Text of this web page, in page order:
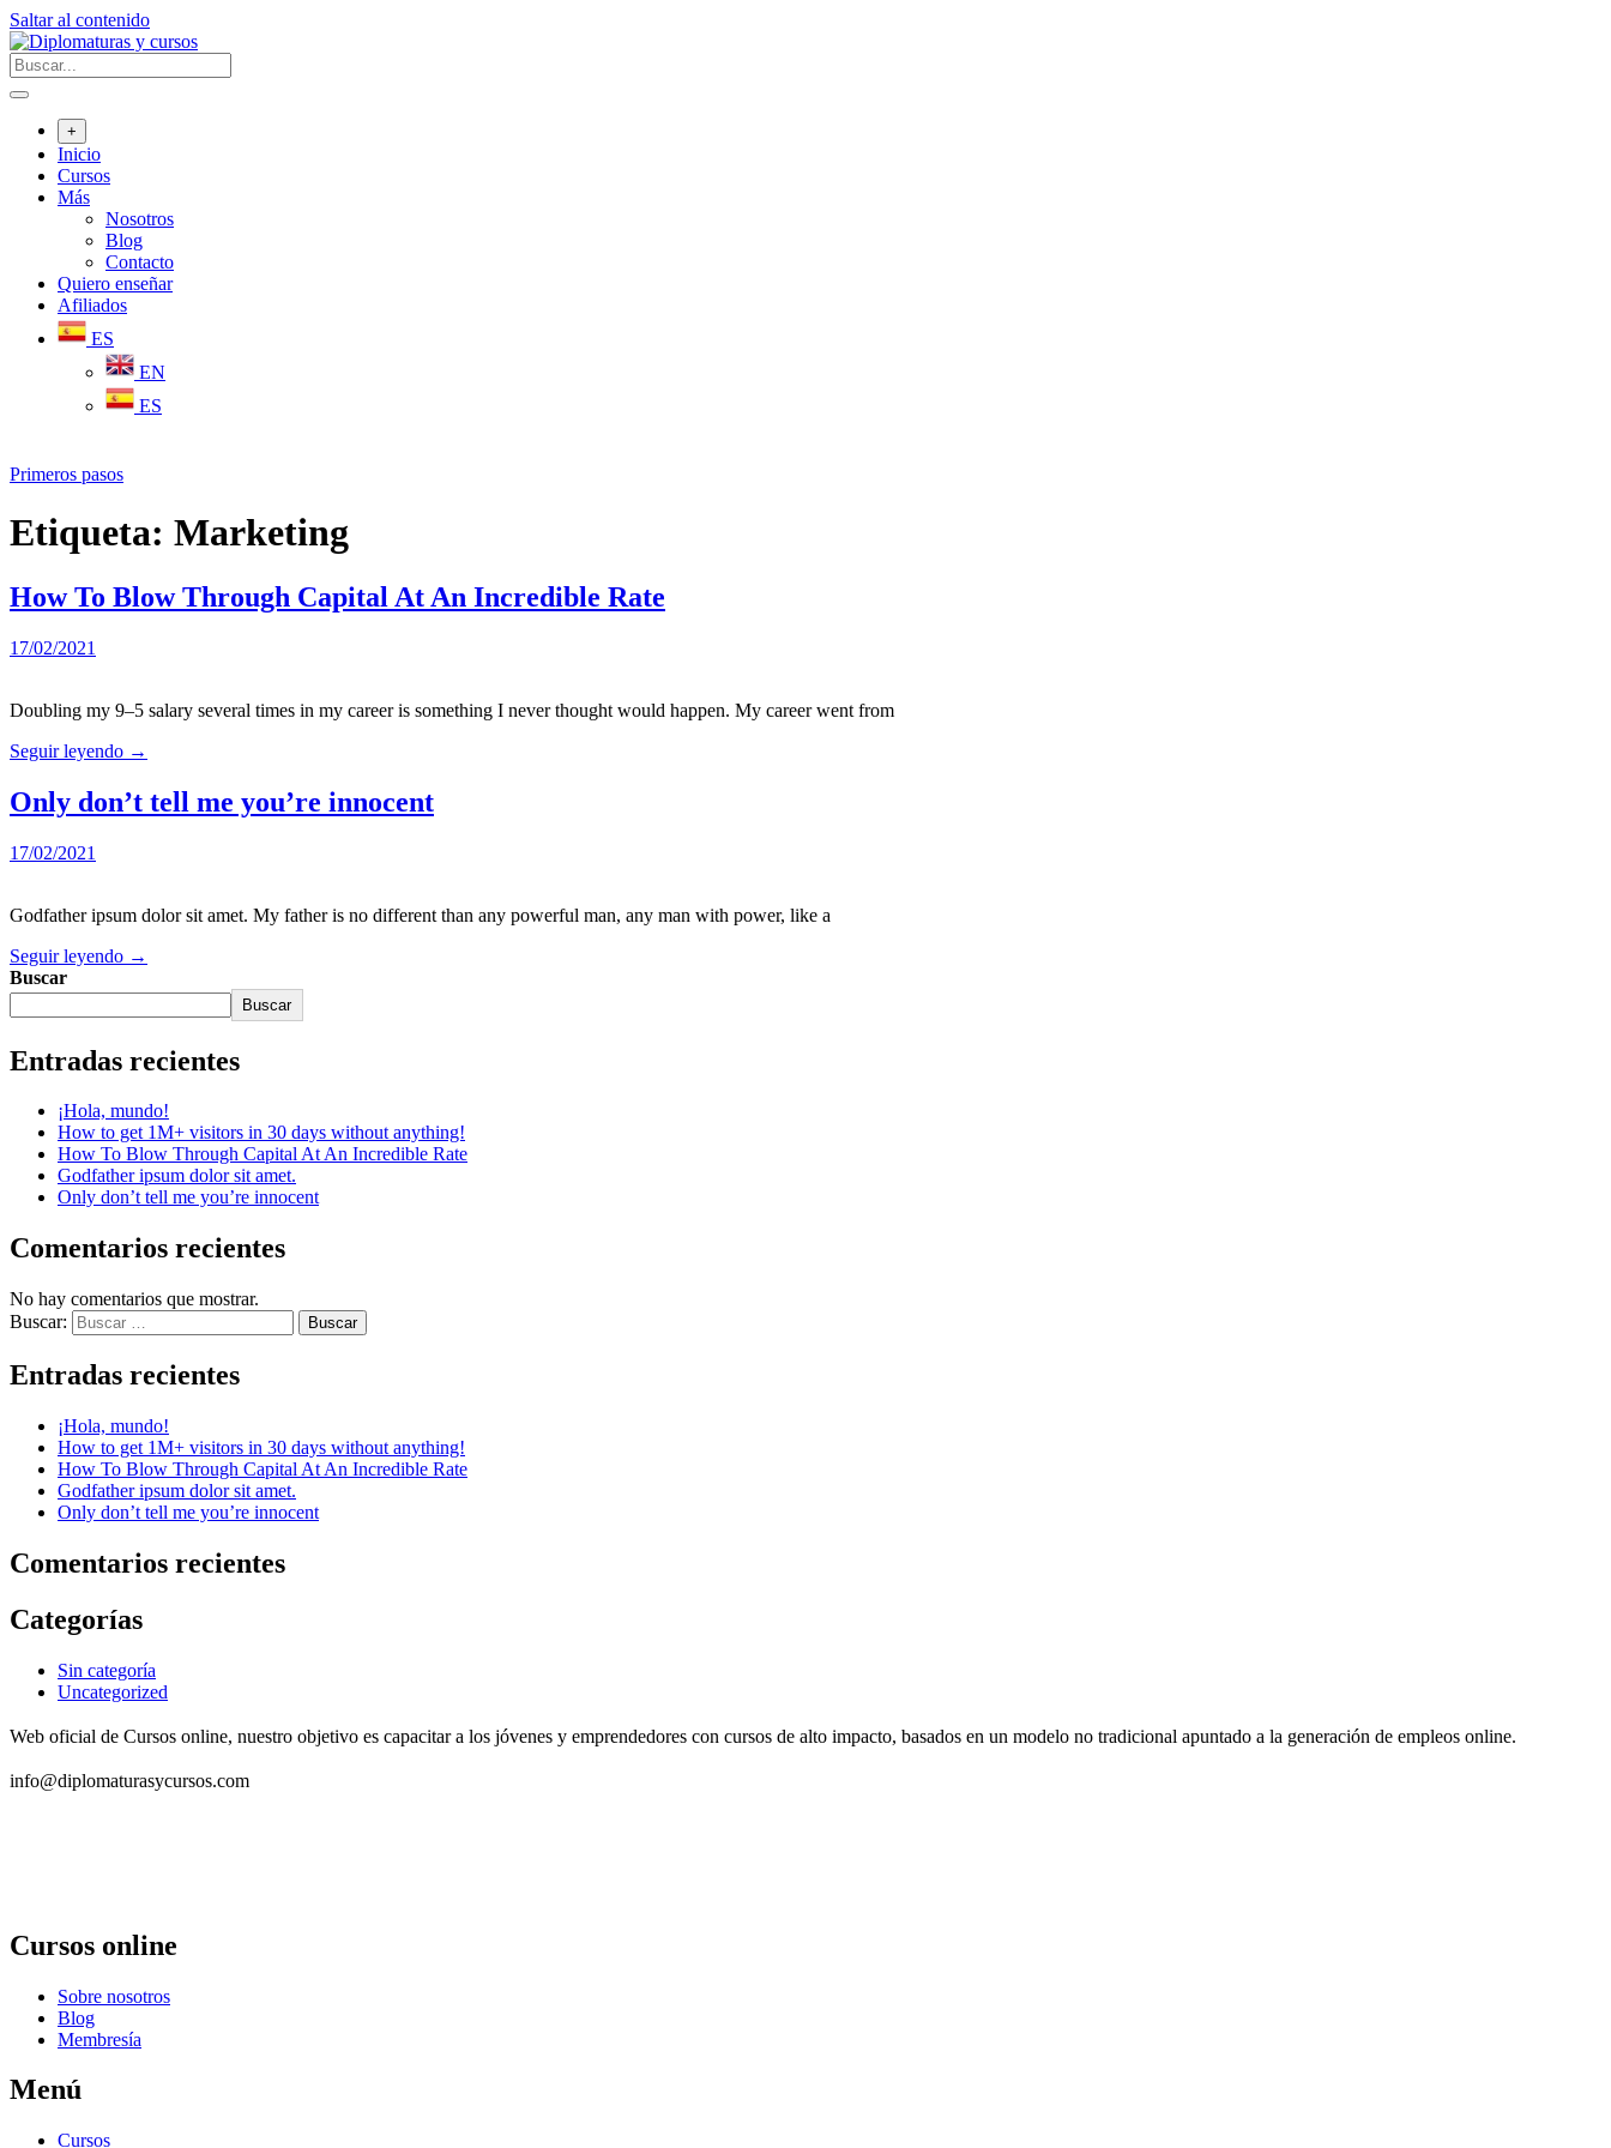
Saltar al contenido
+
Inicio
Cursos
Más
Nosotros
Blog
Contacto
Quiero enseñar
Afiliados
ES
EN
ES
Primeros pasos
Etiqueta: Marketing
How To Blow Through Capital At An Incredible Rate
17/02/2021
Doubling my 9–5 salary several times in my career is something I never thought would happen. My career went from
Seguir leyendo →
Only don’t tell me you’re innocent
17/02/2021
Godfather ipsum dolor sit amet. My father is no different than any powerful man, any man with power, like a
Seguir leyendo →
Buscar
Buscar
Entradas recientes
¡Hola, mundo!
How to get 1M+ visitors in 30 days without anything!
How To Blow Through Capital At An Incredible Rate
Godfather ipsum dolor sit amet.
Only don’t tell me you’re innocent
Comentarios recientes
No hay comentarios que mostrar.
Buscar:
Entradas recientes
¡Hola, mundo!
How to get 1M+ visitors in 30 days without anything!
How To Blow Through Capital At An Incredible Rate
Godfather ipsum dolor sit amet.
Only don’t tell me you’re innocent
Comentarios recientes
Categorías
Sin categoría
Uncategorized
Web oficial de Cursos online, nuestro objetivo es capacitar a los jóvenes y emprendedores con cursos de alto impacto, basados en un modelo no tradicional apuntado a la generación de empleos online.
info@diplomaturasycursos.com
Cursos online
Sobre nosotros
Blog
Membresía
Menú
Cursos